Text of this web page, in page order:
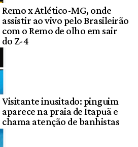
Remo x Atlético-MG, onde
assistir ao vivo pelo Brasileirão
com o Remo de olho em sair
do Z-4
Visitante inusitado: pinguim
aparece na praia de Itapuã e
chama atenção de banhistas